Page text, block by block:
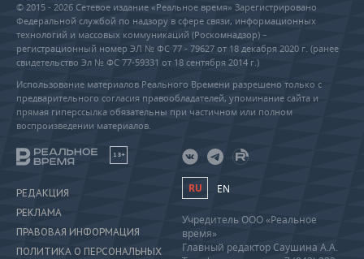
© 2015 - 2026 Сетевое издание «Реальное время» Зарегистрировано
Федеральной службой по надзору в сфере связи, информационных
технологий и массовых коммуникаций (Роскомнадзор) –
регистрационный номер ЭЛ № ФС 77 - 79627 от 18 декабря 2020 г. (ранее
свидетельство Эл № ФС 77-59331 от 18 сентября 2014 г.)
Использование материалов Реального Времени разрешено только с
предварительного согласия правообладателей, упоминание сайта и
прямая гиперссылка обязательны при частичном или полном
воспроизведении материалов.
18+
РЕДАКЦИЯ
РЕКЛАМА
ПРАВОВАЯ ИНФОРМАЦИЯ
ПОЛИТИКА О ПЕРСОНАЛЬНЫХ
RU EN
Учредитель ООО «Реальное
время»
Главный редактор Саушина А.А.